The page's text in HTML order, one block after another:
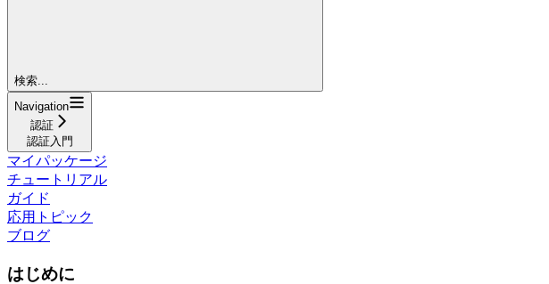
検索...
Navigation
認証
認証入門
マイパッケージ
チュートリアル
ガイド
応用トピック
ブログ
はじめに